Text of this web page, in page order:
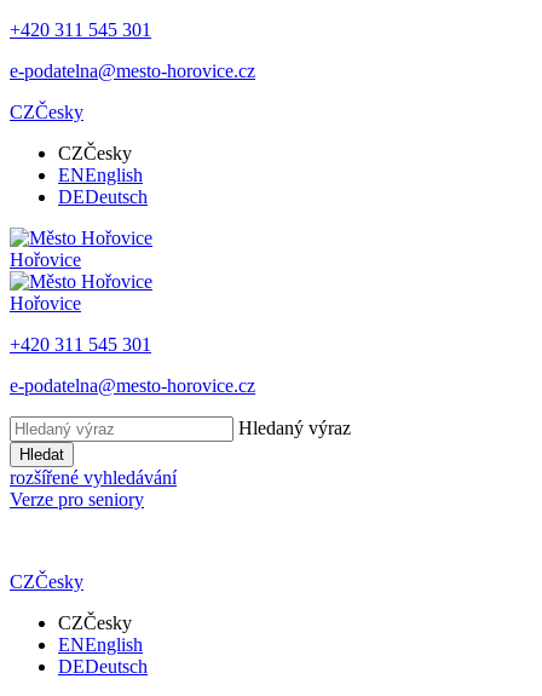
+420 311 545 301
e-podatelna@mesto-horovice.cz
CZČesky
CZČesky
ENEnglish
DEDeutsch
Hořovice
Hořovice
+420 311 545 301
e-podatelna@mesto-horovice.cz
Hledaný výraz
Hledat
rozšířené vyhledávání
Verze pro seniory
CZČesky
CZČesky
ENEnglish
DEDeutsch